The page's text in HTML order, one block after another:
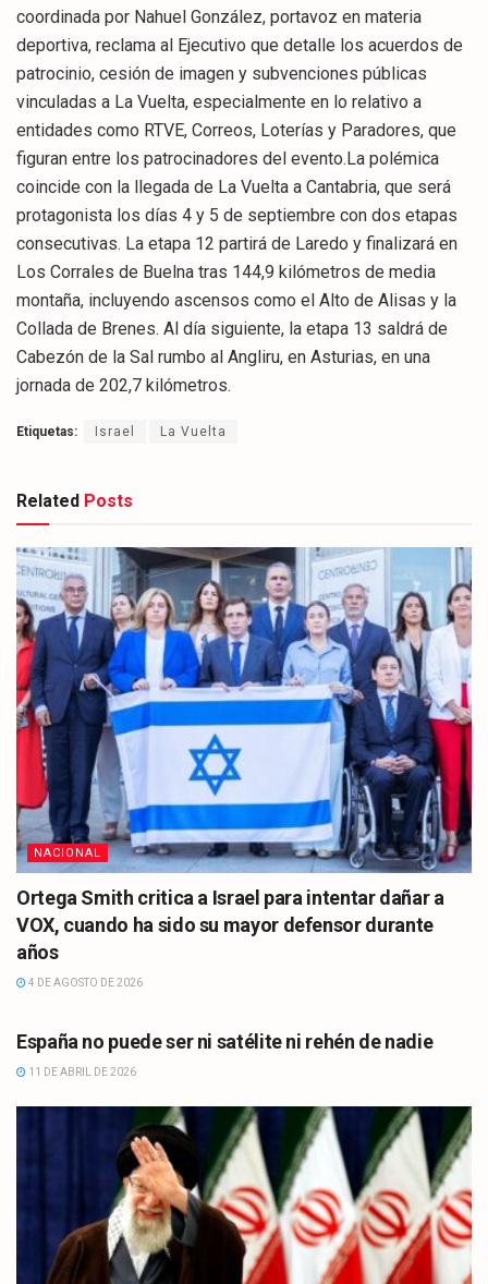
coordinada por Nahuel González, portavoz en materia
deportiva, reclama al Ejecutivo que detalle los acuerdos de
patrocinio, cesión de imagen y subvenciones públicas
vinculadas a La Vuelta, especialmente en lo relativo a
entidades como RTVE, Correos, Loterías y Paradores, que
figuran entre los patrocinadores del evento.La polémica
coincide con la llegada de La Vuelta a Cantabria, que será
protagonista los días 4 y 5 de septiembre con dos etapas
consecutivas. La etapa 12 partirá de Laredo y finalizará en
Los Corrales de Buelna tras 144,9 kilómetros de media
montaña, incluyendo ascensos como el Alto de Alisas y la
Collada de Brenes. Al día siguiente, la etapa 13 saldrá de
Cabezón de la Sal rumbo al Angliru, en Asturias, en una
jornada de 202,7 kilómetros.
Etiquetas: Israel La Vuelta
Related Posts
NACIONAL
Ortega Smith critica a Israel para intentar dañar a
VOX, cuando ha sido su mayor defensor durante
años
4 DE AGOSTO DE 2026
España no puede ser ni satélite ni rehén de nadie
11 DE ABRIL DE 2026